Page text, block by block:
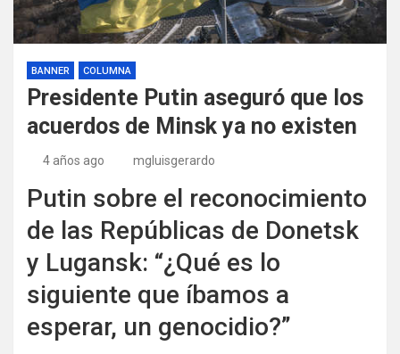
BANNER COLUMNA
Presidente Putin aseguró que los
acuerdos de Minsk ya no existen
4 años ago mgluisgerardo
Putin sobre el reconocimiento
de las Repúblicas de Donetsk
y Lugansk: “¿Qué es lo
siguiente que íbamos a
esperar, un genocidio?”